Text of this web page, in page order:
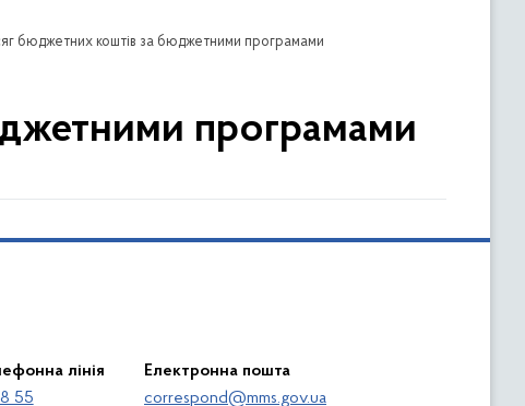
бюджетних коштів за бюджетними програмами
програмами
лінія
55
Електронна пошта
correspond@mms.gov.ua